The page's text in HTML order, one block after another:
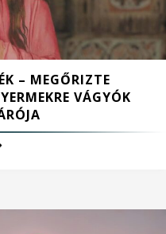
– MEGŐRIZTE
VÁGYÓK